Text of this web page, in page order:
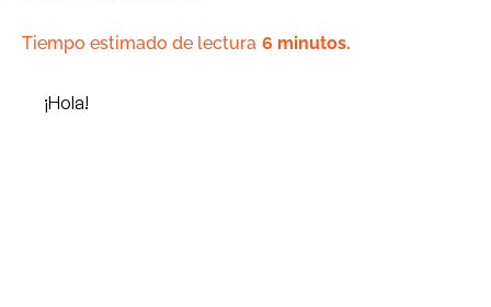
Tiempo estimado de lectura 6 minutos.
¡Hola!